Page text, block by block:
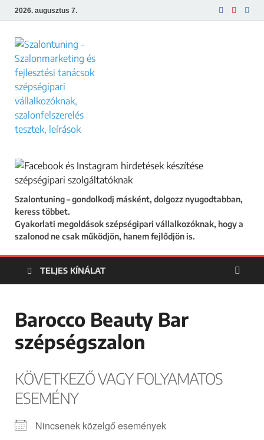
2026. augusztus 7.
Szalontuning – gondolkodj másként, dolgozz nyugodtabban,
keress többet.
Gyakorlati megoldások szépségipari vállalkozóknak, hogy a
szalonod ne csak működjön, hanem fejlődjön is.
TELJES KÍNÁLAT
Barocco Beauty Bar
szépségszalon
KÖVETKEZŐ VAGY FOLYAMATOS
ESEMÉNY
Nincsenek közelgő események